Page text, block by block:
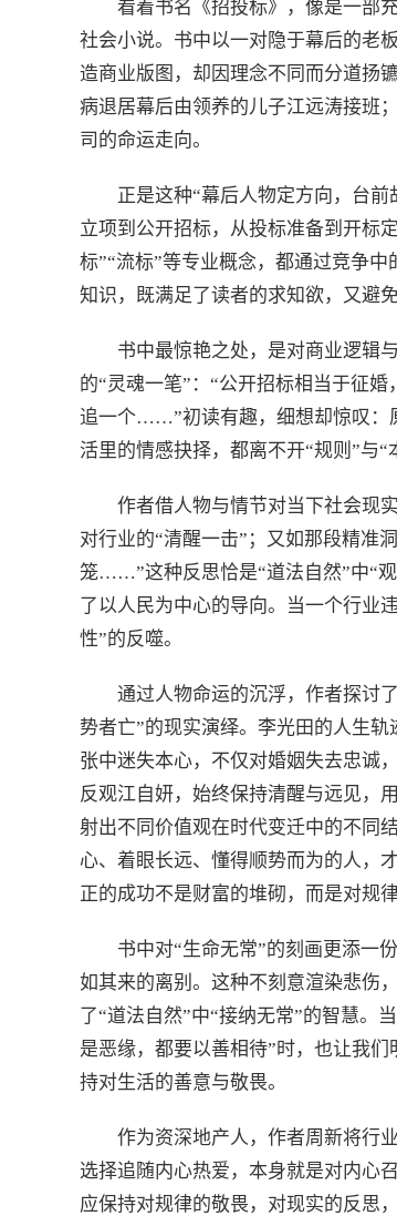
看着书名《招投标》，像是一部
社会小说。书中以一对隐于幕后的老
造商业版图，却因理念不同而分道扬
病退居幕后由领养的儿子江远涛接班
司的命运走向。
正是这种“幕后人物定方向，台
立项到公开招标，从投标准备到开标
标”“流标”等专业概念，都通过竞争
知识，既满足了读者的求知欲，又避免
书中最惊艳之处，是对商业逻辑
的“灵魂一笔”：“公开招标相当于征
追一个……”初读有趣，细想却惊叹：
活里的情感抉择，都离不开“规则”与
作者借人物与情节对当下社会现
对行业的“清醒一击”；又如那段精准
笼……”这种反思恰是“道法自然”中“
了以人民为中心的导向。当一个行业
性”的反噬。
通过人物命运的沉浮，作者探讨
势者亡”的现实演绎。李光田的人生
张中迷失本心，不仅对婚姻失去忠诚
反观江自妍，始终保持清醒与远见，
射出不同价值观在时代变迁中的不同
心、着眼长远、懂得顺势而为的人，
正的成功不是财富的堆砌，而是对规
书中对“生命无常”的刻画更添一
如其来的离别。这种不刻意渲染悲伤
了“道法自然”中“接纳无常”的智慧。
是恶缘，都要以善相待”时，也让我
持对生活的善意与敬畏。
作为资深地产人，作者周新将行
选择追随内心热爱，本身就是对内心
应保持对规律的敬畏，对现实的反思